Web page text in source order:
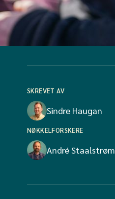
SKREVET AV
Sindre Haugan
NØKKELFORSKERE
André Staalstrøm